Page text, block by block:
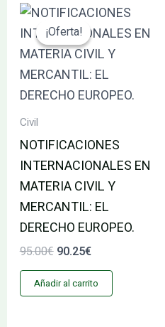
¡Oferta!
¡Oferta!
Civil
NOTIFICACIONES
INTERNACIONALES EN
MATERIA CIVIL Y
MERCANTIL: EL
DERECHO EUROPEO.
95.00€
El
precio
original
era:
95.00€.
90.25€
El
precio
actual
es:
90.25€.
Añadir al carrito